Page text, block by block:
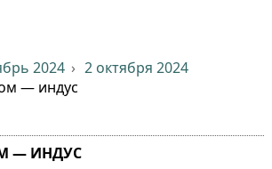
2024
2 октября 2024
— индус
— ИНДУС